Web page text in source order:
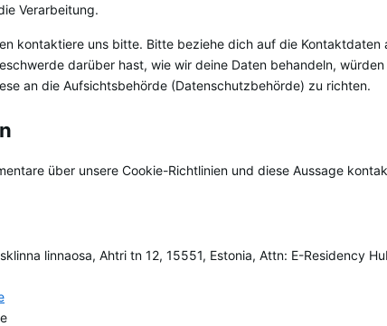
Verarbeitung.
kontaktiere uns bitte. Bitte beziehe dich auf die Kontaktdaten
darüber hast, wie wir deine Daten behandeln,
an die Aufsichtsbehörde (Datenschutzbehörde) zu richten.
über unsere Cookie-Richtlinien und diese Aussage
linnaosa, Ahtri tn 12, 15551, Estonia, Attn: E-Residency